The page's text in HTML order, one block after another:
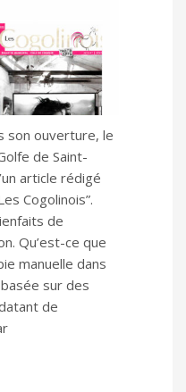
son ouverture, le
de Saint-
article rédigé
Cogolinois”.
de
Qu’est-ce que
manuelle dans
sur des
de